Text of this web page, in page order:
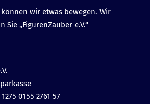
wir etwas bewegen. Wir
Sie „FigurenZauber e.V.“
0155 2761 57